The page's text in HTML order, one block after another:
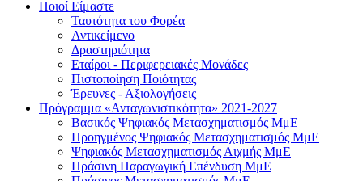
Ποιοί Είμαστε
Ταυτότητα του Φορέα
Αντικείμενο
Δραστηριότητα
Εταίροι - Περιφερειακές Μονάδες
Πιστοποίηση Ποιότητας
Έρευνες - Αξιολογήσεις
Πρόγραμμα «Ανταγωνιστικότητα» 2021-2027
Βασικός Ψηφιακός Μετασχηματισμός ΜμΕ
Προηγμένος Ψηφιακός Μετασχηματισμός ΜμΕ
Ψηφιακός Μετασχηματισμός Αιχμής ΜμΕ
Πράσινη Παραγωγική Επένδυση ΜμΕ